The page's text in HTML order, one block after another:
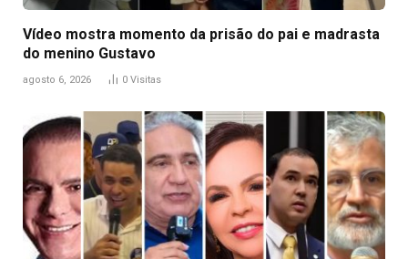
Vídeo mostra momento da prisão do pai e madrasta
do menino Gustavo
agosto 6, 2026 0 Visitas